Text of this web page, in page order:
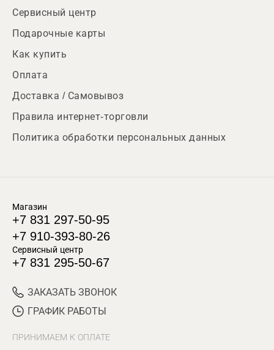
Сервисный центр
Подарочные карты
Как купить
Оплата
Доставка / Самовывоз
Правила интернет-торговли
Политика обработки персональных данных
Магазин
+7 831 297-50-95
+7 910-393-80-26
Сервисный центр
+7 831 295-50-67
ЗАКАЗАТЬ ЗВОНОК
ГРАФИК РАБОТЫ
ПРИНИМАЕМ К ОПЛАТЕ